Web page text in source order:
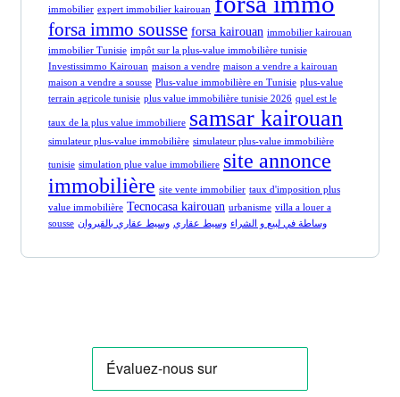
immobilier expert immobilier kairouan
forsa immo sousse forsa kairouan immobilier kairouan
immobilier Tunisie impôt sur la plus-value immobilière tunisie
Investissimmo Kairouan maison a vendre maison a vendre a kairouan
maison a vendre a sousse Plus-value immobilière en Tunisie plus-value
terrain agricole tunisie plus value immobilière tunisie 2026 quel est le
taux de la plus value immobiliere samsar kairouan
simulateur plus-value immobilière simulateur plus-value immobilière
tunisie simulation plue value immobiliere site annonce
immobilière site vente immobilier taux d'imposition plus
value immobilière Tecnocasa kairouan urbanisme villa a louer a
sousse
وساطة في لبيع و الشراء وسيط عقاري وسيط عقاري بالقيروان